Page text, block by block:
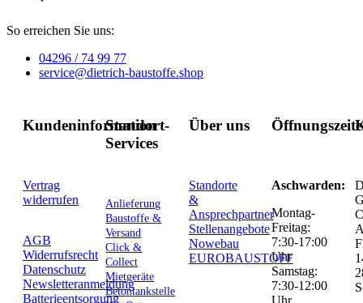
So erreichen Sie uns:
04296 / 74 99 77
service@dietrich-baustoffe.shop
Kundeninformation
Vertrag
widerrufen
AGB
Widerrufsrecht
Datenschutz
Newsletteranmeldung
Batterieentsorgung
Standort-
Services
Anlieferung
Baustoffe &
Versand
Click &
Collect
Mietgeräte
Betontankstelle
Über uns
Standorte
&
Ansprechpartner
Stellenangebote
Nowebau
EUROBAUSTOFF
Aschwarden:
Montag-
Freitag:
7:30-17:00
Uhr
Samstag:
7:30-12:00